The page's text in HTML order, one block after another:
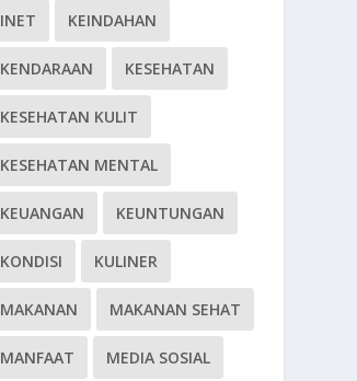
INET KEINDAHAN
KENDARAAN KESEHATAN
KESEHATAN KULIT
KESEHATAN MENTAL
KEUANGAN KEUNTUNGAN
KONDISI KULINER
MAKANAN MAKANAN SEHAT
MANFAAT MEDIA SOSIAL